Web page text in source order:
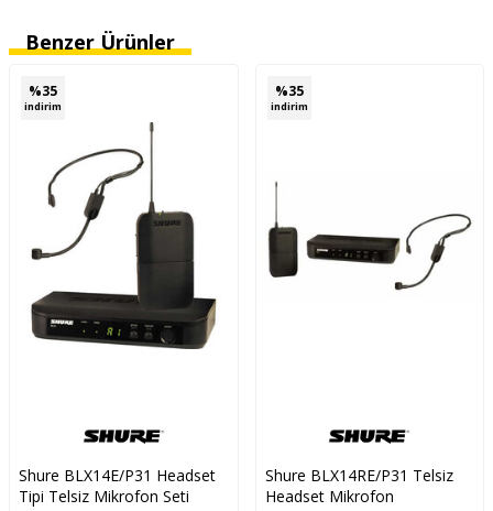
Benzer Ürünler
%35
indirim
Shure BLX14E/P31 Headset
Tipi Telsiz Mikrofon Seti
%35
indirim
Shure BLX14RE/P31 Telsiz
Headset Mikrofon